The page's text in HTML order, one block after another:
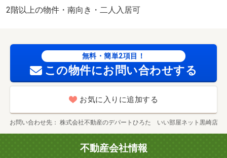
2階以上の物件・南向き・二人入居可
無料・簡単2項目！
この物件にお問い合わせする
お気に入りに追加する
お問い合わせ先 株式会社不動産のデパートひろた いい部屋ネット黒崎店
不動産会社情報